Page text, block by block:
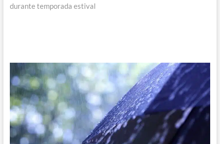
durante temporada estival